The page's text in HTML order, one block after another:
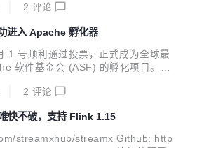
重大功能更新的版本, 距离上次发版长
伙伴的数次催更和发版的合规整改, 终
个诚意满满的, 值得期待的版本。有超
献了超过 700 个 Pull Request, 带来
复, 感谢每一位贡...
2 评论
进入 Apache 孵化器
1 号顺利通过投票，正式成为全球最
软件基金会 (ASF) 的孵化项目。这
。 什么是 StreamPark StreamPark 原
个人组织 streamxhub 创建，并于 2
开源，2022 年 8 月改名为 StreamPa
2 评论
快不破，支持 Flink 1.15
streamxhub/streamx Github: http